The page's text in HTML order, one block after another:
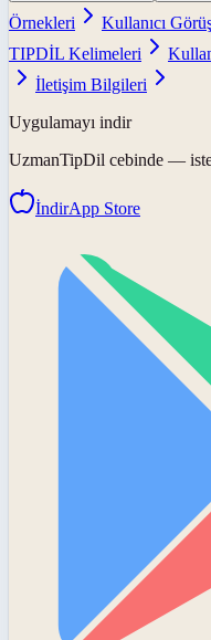
Örnekleri
Kullanıcı
TIPDİL Kelimeleri
İletişim Bilgileri
Uygulamayı indir
UzmanTipDil cebinde —
İndirApp Store